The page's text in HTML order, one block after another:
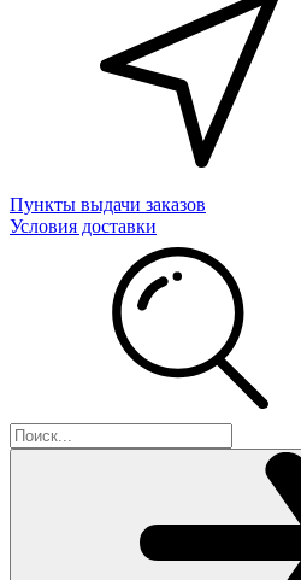
Пункты выдачи заказов
Условия доставки